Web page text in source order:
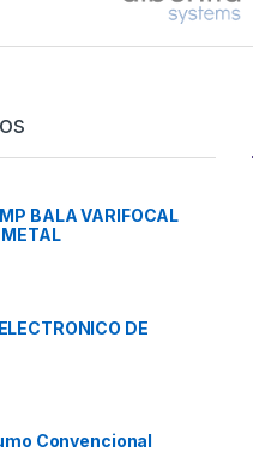
BALA VARIFOCAL
DE
Convencional